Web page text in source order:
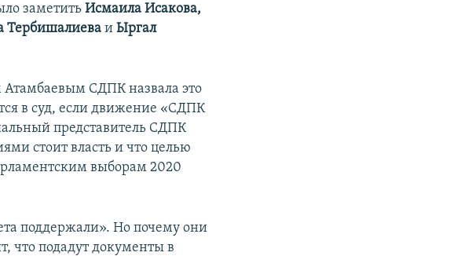
заметитьИсмаила Исакова,
Тербишалиева иЫргал
СДПК назвала это
в суд, если движение «СДПК
представитель СДПК
стоит власть и что целью
выборам 2020
поддержали». Но почему они
что подадут документы в